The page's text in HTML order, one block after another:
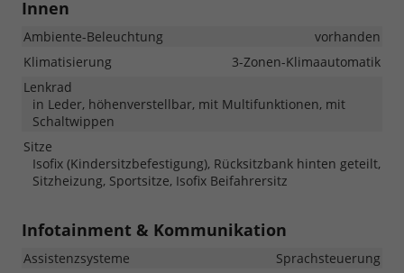
Innen
Ambiente-Beleuchtung
vorhanden
Klimatisierung
3-Zonen-Klimaautomatik
Lenkrad
in Leder, höhenverstellbar, mit Multifunktionen, mit
Schaltwippen
Sitze
Isofix (Kindersitzbefestigung), Rücksitzbank hinten geteilt,
Sitzheizung, Sportsitze, Isofix Beifahrersitz
Infotainment & Kommunikation
Assistenzsysteme
Sprachsteuerung